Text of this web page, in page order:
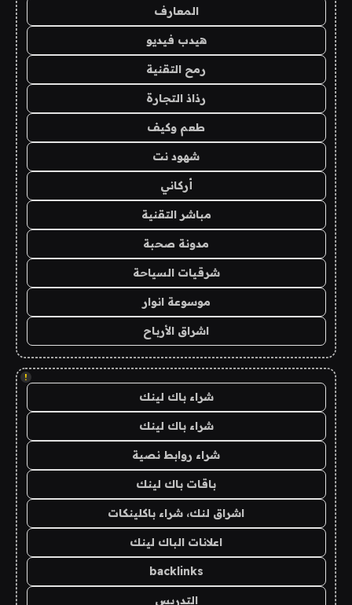
المعارف
هيدب فيديو
رمح التقنية
رذاذ التجارة
طعم وكيف
شهود نت
أركاني
مباشر التقنية
مدونة صحبة
شرقيات السياحة
موسوعة انوار
اشراق الأرباح
!
شراء باك لينك
شراء باك لينك
شراء روابط نصية
باقات باك لينك
اشراق لنك، شراء باكلينكات
اعلانات الباك لينك
backlinks
التدريس